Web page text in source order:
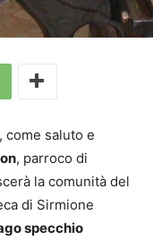
come saluto e
, parroco di
la comunità del
di Sirmione
specchio